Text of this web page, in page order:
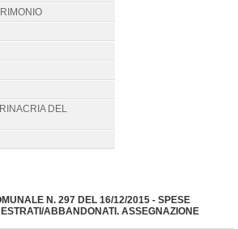
DEL
N. 297 DEL 16/12/2015 - SPESE
ABBANDONATI. ASSEGNAZIONE